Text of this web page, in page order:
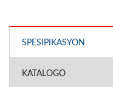
SPESIPIKASYON
KATALOGO